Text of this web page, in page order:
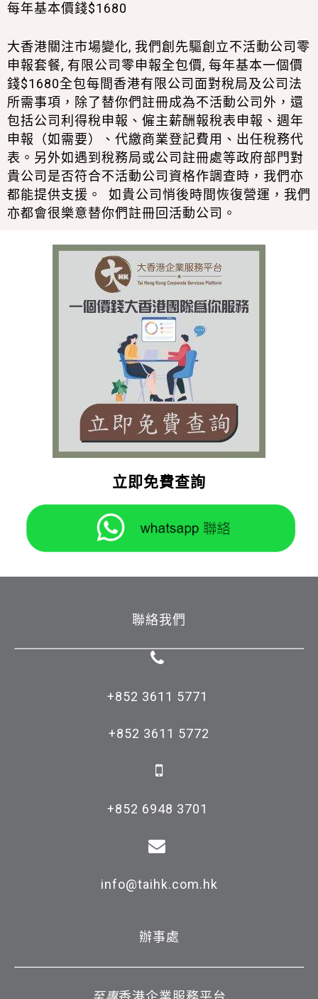
每年基本價錢$1680
大香港關注市場變化, 我們創先驅創立不活動公司零
申報套餐, 有限公司零申報全包價, 每年基本一個價
錢$1680全包每間香港有限公司面對稅局及公司法
所需事項，除了替你們註冊成為不活動公司外，還
包括公司利得稅申報、僱主薪酬報稅表申報、週年
申報（如需要）、代繳商業登記費用、出任稅務代
表。另外如遇到稅務局或公司註冊處等政府部門對
貴公司是否符合不活動公司資格作調查時，我們亦
都能提供支援。 如貴公司悄後時間恢復營運，我們
亦都會很樂意替你們註冊回活動公司。
立即免費查詢
聯絡我們
+852 3611 5771
+852 3611 5772
+852 6948 3701
info@taihk.com.hk
辦事處